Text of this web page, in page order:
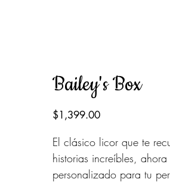
Bailey's Box
$1,399.00Precio
El clásico licor que te
historias increíbles, ahora
personalizado para tu